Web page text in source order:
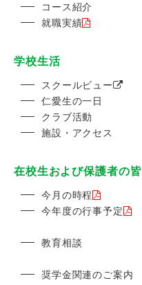
コース紹介
就職実績
学校生活
スクールビュー
仁愛生の一日
クラブ活動
施設・アクセス
在校生および保護者の
今月の時程
今年度の行事予定
教育相談
奨学金関連のご案内